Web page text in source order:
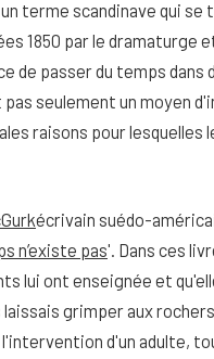
terme scandinave qui se
1850 par le
de passer du temps dans
seulement un moyen
raisons pour lesquelles
écrivain suédo-
n’existe pas'. Dans ces
lui ont enseignée et
grimper aux
d'un adulte,
peau
4 JUIN